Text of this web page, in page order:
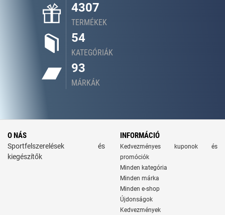
4307
TERMÉKEK
54
KATEGÓRIÁK
93
MÁRKÁK
O NÁS
Sportfelszerelések és
kiegészítők
INFORMÁCIÓ
Kedvezményes kuponok és
promóciók
Minden kategória
Minden márka
Minden e-shop
Újdonságok
Kedvezmények